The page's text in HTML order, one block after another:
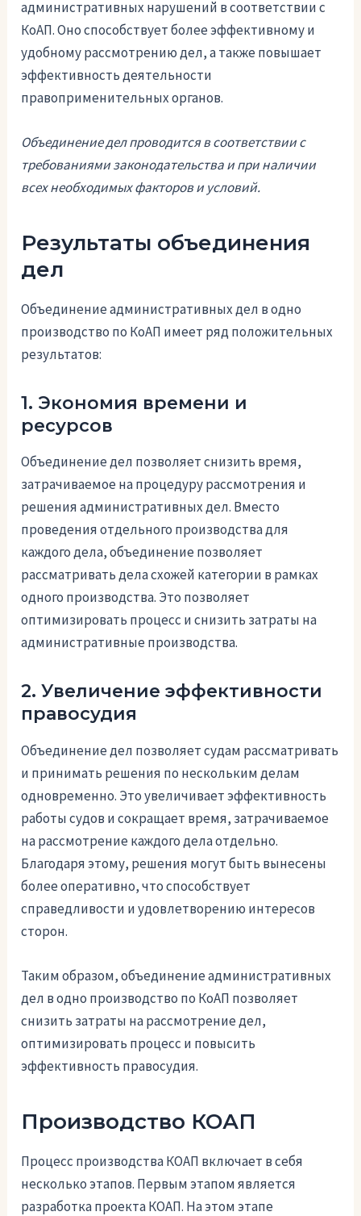
административных нарушений в соответствии с
КоАП. Оно способствует более эффективному и
удобному рассмотрению дел, а также повышает
эффективность деятельности
правоприменительных органов.
Объединение дел проводится в соответствии с
требованиями законодательства и при наличии
всех необходимых факторов и условий.
Результаты объединения
дел
Объединение административных дел в одно
производство по КоАП имеет ряд положительных
результатов:
1. Экономия времени и
ресурсов
Объединение дел позволяет снизить время,
затрачиваемое на процедуру рассмотрения и
решения административных дел. Вместо
проведения отдельного производства для
каждого дела, объединение позволяет
рассматривать дела схожей категории в рамках
одного производства. Это позволяет
оптимизировать процесс и снизить затраты на
административные производства.
2. Увеличение эффективности
правосудия
Объединение дел позволяет судам рассматривать
и принимать решения по нескольким делам
одновременно. Это увеличивает эффективность
работы судов и сокращает время, затрачиваемое
на рассмотрение каждого дела отдельно.
Благодаря этому, решения могут быть вынесены
более оперативно, что способствует
справедливости и удовлетворению интересов
сторон.
Таким образом, объединение административных
дел в одно производство по КоАП позволяет
снизить затраты на рассмотрение дел,
оптимизировать процесс и повысить
эффективность правосудия.
Производство КОАП
Процесс производства КОАП включает в себя
несколько этапов. Первым этапом является
разработка проекта КОАП. На этом этапе